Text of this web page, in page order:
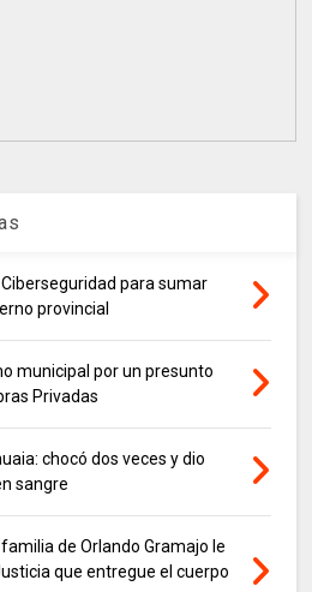
para sumar
provincial
municipal por un presunto
Privadas
chocó dos veces y dio
sangre
de Orlando Gramajo le
que entregue el cuerpo